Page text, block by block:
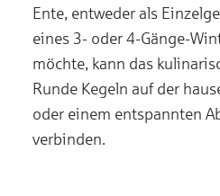
Ente, entweder als
eines 3- oder 4-Gänge-
möchte, kann das
Runde Kegeln auf der
oder einem entspannten
verbinden.